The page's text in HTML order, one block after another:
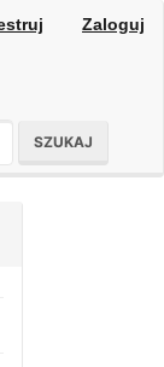
Zaloguj
SZUKAJ